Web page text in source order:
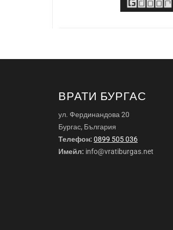
ВРАТИ БУРГАС
ул. Фердинандова 20
Бургас, България
Телефон: 0899 505 036
Имейл: info@vratiburgas.net